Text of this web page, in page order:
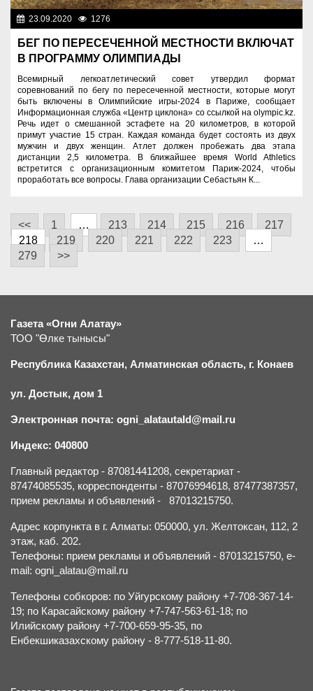
23.09.2020 1276
БЕГ ПО ПЕРЕСЕЧЕННОЙ МЕСТНОСТИ ВКЛЮЧАТ
В ПРОГРАММУ ОЛИМПИАДЫ
Всемирный легкоатлетический совет утвердил формат
соревнований по бегу по пересеченной местности, которые могут
быть включены в Олимпийские игры-2024 в Париже, сообщает
Информационная служба «Центр циклона» со ссылкой на olympic.kz.
Речь идет о смешанной эстафете на 20 километров, в которой
примут участие 15 стран. Каждая команда будет состоять из двух
мужчин и двух женщин. Атлет должен пробежать два этапа
дистанции 2,5 километра. В ближайшее время World Athletics
встретится с организационным комитетом Париж-2024, чтобы
проработать все вопросы. Глава организации Себастьян К...
<< 1 … 213 214 215 216
217
218
219 220 221 222 223
…
279
>>
Газета «Огни Алатау»
ТОО "Өлке тынысы"
Республика Казахстан, Алматинская область, г. Конаев
ул. Достык, дом 1
Электронная почта: ogni_alatautald@mail.ru
Индекс: 040800
Главный редактор - 87081441208, секретариат -
87474085535, корреспонденты - 87076994618, 87477387357,
прием рекламы и объявлений - 87013215750.
Адрес корпункта в г. Алматы: 050000, ул. Желтоксан, 112, 2
этаж, каб. 202.
Телефоны: прием рекламы и объявлений - 87013215750, e-
mail: ogni_alatau@mail.ru
Телефоны собкоров: по Уйгурскому району +7-708-367-14-
19; по Карасайскому району +7-747-563-61-18; по
Илийскому району +7-700-659-95-35, по
Енбекшиказахскому району - 8-777-518-11-80.